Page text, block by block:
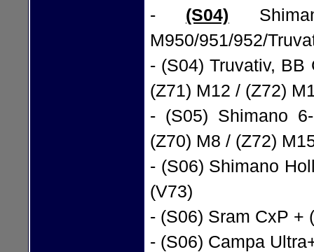
- (S04)
M950/951/952/
- (S04) Truvativ,
(Z71) M12 / (Z72)
- (S05) Shimano
(Z70) M8 / (Z72)
- (S06) Shimano
(V73)
- (S06) Sram CxP +
- (S06) Campa